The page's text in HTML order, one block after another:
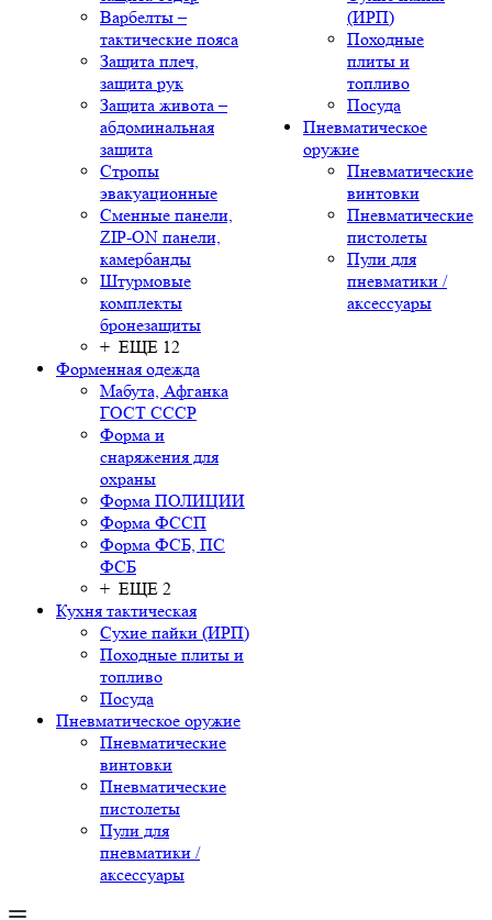
Варбелты –
тактические пояса
Защита плеч,
защита рук
Защита живота –
абдоминальная
защита
Стропы
эвакуационные
Сменные панели,
ZIP-ON панели,
камербанды
Штурмовые
комплекты
бронезащиты
+ ЕЩЕ 12
Форменная одежда
Мабута, Афганка
ГОСТ СССР
Форма и
снаряжения для
охраны
Форма ПОЛИЦИИ
Форма ФССП
Форма ФСБ, ПС
ФСБ
+ ЕЩЕ 2
Кухня тактическая
Сухие пайки (ИРП)
Походные плиты и
топливо
Посуда
Пневматическое оружие
Пневматические
винтовки
Пневматические
пистолеты
Пули для
пневматики /
аксессуары
(ИРП)
Походные
плиты и
топливо
Посуда
Пневматическое
оружие
Пневматические
винтовки
Пневматические
пистолеты
Пули для
пневматики /
аксессуары